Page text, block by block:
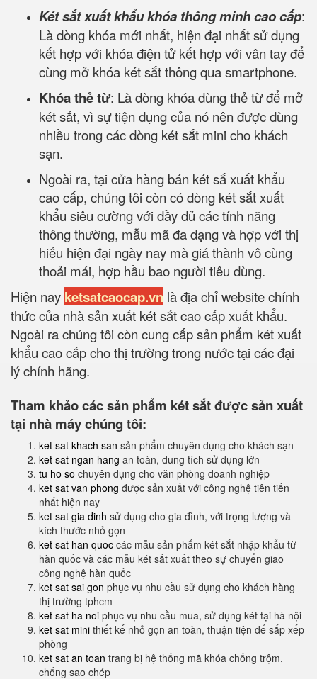
Két sắt xuất khẩu khóa thông minh cao cấp:
Là dòng khóa mới nhất, hiện đại nhất sử dụng
kết hợp với khóa điện tử kết hợp với vân tay để
cùng mở khóa két sắt thông qua smartphone.
Khóa thẻ từ: Là dòng khóa dùng thẻ từ để mở
két sắt, vì sự tiện dụng của nó nên được dùng
nhiều trong các dòng két sắt mini cho khách
sạn.
Ngoài ra, tại cửa hàng bán két sắ xuất khẩu
cao cấp, chúng tôi còn có dòng két sắt xuất
khẩu siêu cường với đầy đủ các tính năng
thông thường, mẫu mã đa dạng và hợp với thị
hiếu hiện đại ngày nay mà giá thành vô cùng
thoải mái, hợp hầu bao người tiêu dùng.
Hiện nay ketsatcaocap.vn là địa chỉ website chính
thức của nhà sản xuất két sắt cao cấp xuất khẩu.
Ngoài ra chúng tôi còn cung cấp sản phẩm két xuất
khẩu cao cấp cho thị trường trong nước tại các đại
lý chính hãng.
Tham khảo các sản phẩm két sắt được sản xuất
tại nhà máy chúng tôi:
ket sat khach san sản phẩm chuyên dụng cho khách sạn
ket sat ngan hang an toàn, dung tích sử dụng lớn
tu ho so chuyên dụng cho văn phòng doanh nghiệp
ket sat van phong được sản xuất với công nghệ tiên tiến
nhất hiện nay
ket sat gia dinh sử dụng cho gia đình, với trọng lượng và
kích thước nhỏ gọn
ket sat han quoc các mẫu sản phẩm két sắt nhập khẩu từ
hàn quốc và các mẫu két sắt xuất theo sự chuyển giao
công nghệ hàn quốc
ket sat sai gon phục vụ nhu cầu sử dụng cho khách hàng
thị trường tphcm
ket sat ha noi phục vụ nhu cầu mua, sử dụng két tại hà nội
ket sat mini thiết kế nhỏ gọn an toàn, thuận tiện để sắp xếp
phòng
ket sat an toan trang bị hệ thống mã khóa chống trộm,
chống sao chép